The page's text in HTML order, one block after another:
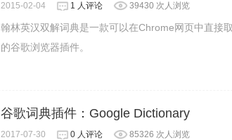
2015-02-04 1 人评论 39430 次人浏览
翰林英汉双解词典是一款可以在Chrome网页中直接
的谷歌浏览器插件。
谷歌词典插件：Google Dictionary
2017-07-30 0 人评论 85326 次人浏览